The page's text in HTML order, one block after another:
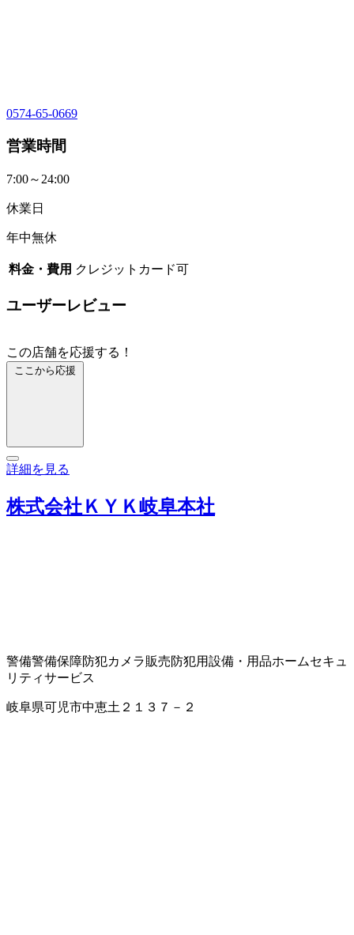
0574-65-0669
営業時間
7:00～24:00
休業日
年中無休
料金・費用 クレジットカード可
ユーザーレビュー
この店舗を応援する！
ここから応援
詳細を見る
株式会社ＫＹＫ岐阜本社
警備警備保障防犯カメラ販売防犯用設備・用品ホームセキュ
リティサービス
岐阜県可児市中恵土２１３７－２